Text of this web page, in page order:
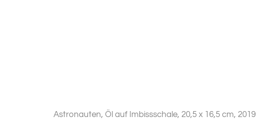
Astronauten, Öl auf Imbissschale, 20,5 x 16,5 cm, 2019